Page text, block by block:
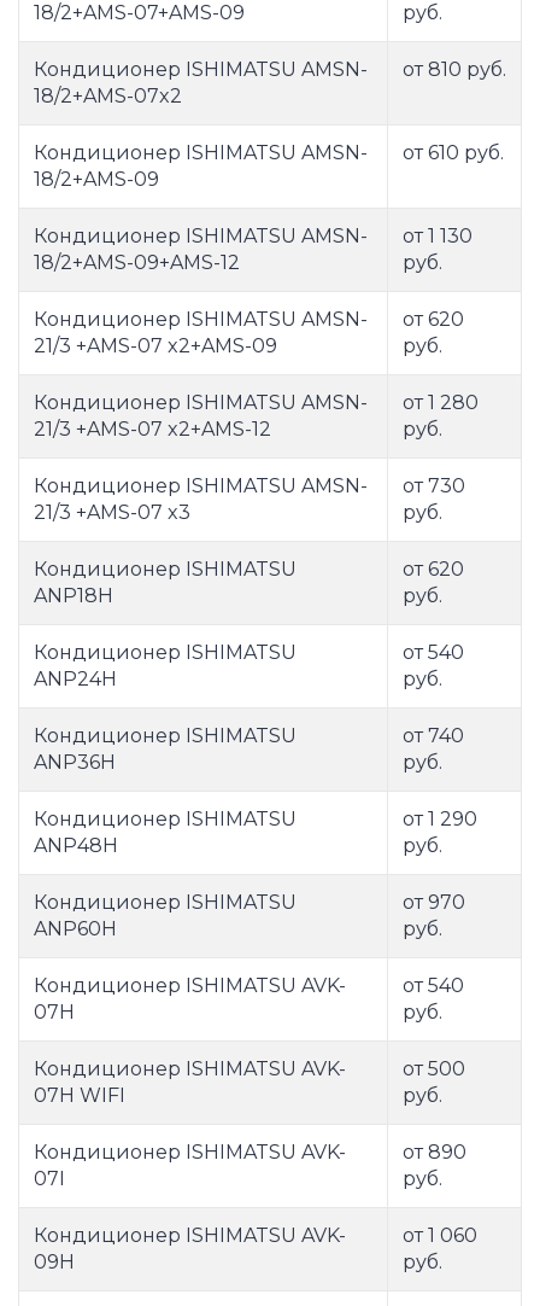
18/2+AMS-07+AMS-09
руб.
Кондиционер ISHIMATSU AMSN-
18/2+AMS-07x2
от 810 руб.
Кондиционер ISHIMATSU AMSN-
18/2+AMS-09
от 610 руб.
Кондиционер ISHIMATSU AMSN-
18/2+AMS-09+AMS-12
от 1 130
руб.
Кондиционер ISHIMATSU AMSN-
21/3 +AMS-07 x2+AMS-09
от 620
руб.
Кондиционер ISHIMATSU AMSN-
21/3 +AMS-07 x2+AMS-12
от 1 280
руб.
Кондиционер ISHIMATSU AMSN-
21/3 +AMS-07 x3
от 730
руб.
Кондиционер ISHIMATSU
ANP18H
от 620
руб.
Кондиционер ISHIMATSU
ANP24H
от 540
руб.
Кондиционер ISHIMATSU
ANP36H
от 740
руб.
Кондиционер ISHIMATSU
ANP48H
от 1 290
руб.
Кондиционер ISHIMATSU
ANP60H
от 970
руб.
Кондиционер ISHIMATSU AVK-
07H
от 540
руб.
Кондиционер ISHIMATSU AVK-
07H WIFI
от 500
руб.
Кондиционер ISHIMATSU AVK-
07I
от 890
руб.
Кондиционер ISHIMATSU AVK-
09H
от 1 060
руб.